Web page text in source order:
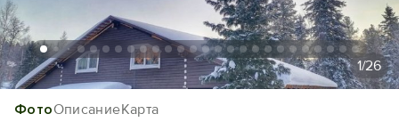
Добавить свой объект
ФотоОписаниеКарта
1/26